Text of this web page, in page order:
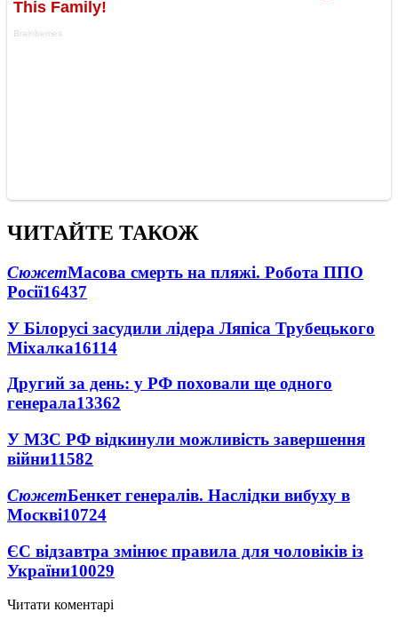
ЧИТАЙТЕ ТАКОЖ
СюжетМасова смерть на пляжі. Робота ППО
Росії16437
У Білорусі засудили лідера Ляпіса Трубецького
Міхалка16114
Другий за день: у РФ поховали ще одного
генерала13362
У МЗС РФ відкинули можливість завершення
війни11582
СюжетБенкет генералів. Наслідки вибуху в
Москві10724
ЄС відзавтра змінює правила для чоловіків із
України10029
Читати коментарі